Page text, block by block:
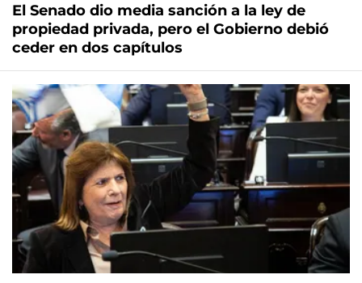
El Senado dio media sanción a la ley de
propiedad privada, pero el Gobierno debió
ceder en dos capítulos